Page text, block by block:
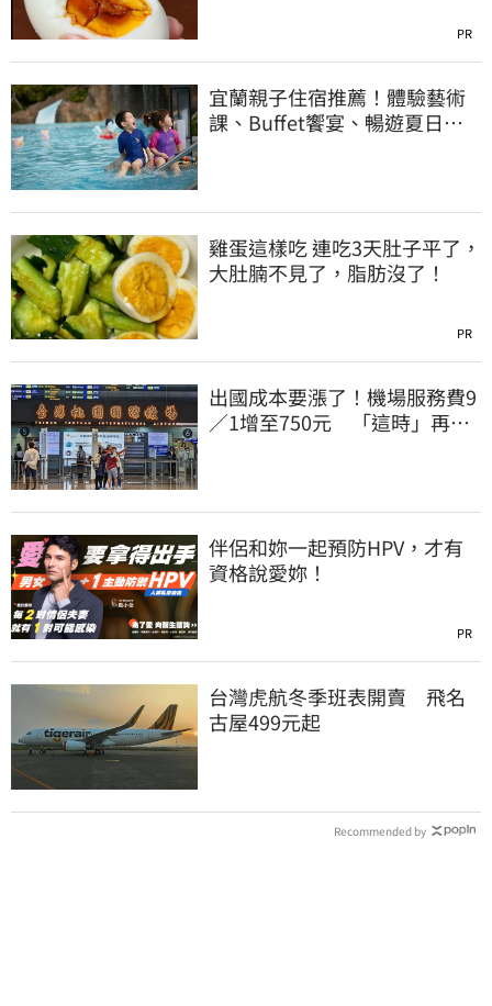
PR
宜蘭親子住宿推薦！體驗藝術
課、Buffet饗宴、暢遊夏日童
雞蛋這樣吃 連吃3天肚子平了，
大肚腩不見了，脂肪沒了！
PR
出國成本要漲了！機場服務費9
／1增至750元 「這時」再漲
伴侶和妳一起預防HPV，才有
資格說愛妳！
PR
台灣虎航冬季班表開賣 飛名
古屋499元起
Recommended by